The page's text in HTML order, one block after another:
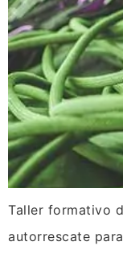
Taller formativo
autorrescate